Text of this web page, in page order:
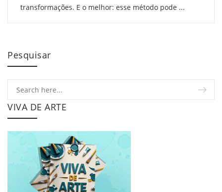
transformações. E o melhor: esse método pode ...
Pesquisar
VIVA DE ARTE